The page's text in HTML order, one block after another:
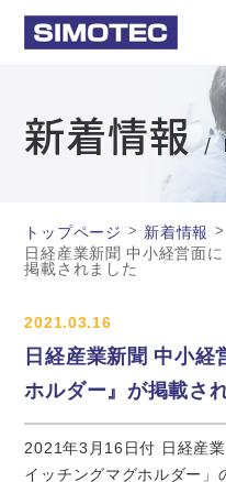
新着情報
トップページ > 新着情報 >
日経産業新聞 中小経営面
掲載されました
2021.03.16
日経産業新聞 中小経
ホルダー』が掲載さ
2021年3月16日付 日経産
イッチングマグホルダー」